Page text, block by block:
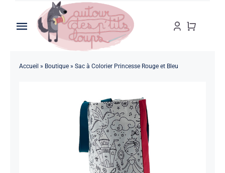
Toggle
Navigation
Accueil » Boutique» Sac à Colorier Princesse Rouge et Bleu